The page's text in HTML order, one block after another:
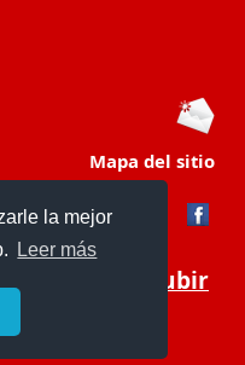
la mejor
Leer más
Mapa del sitio
Subir